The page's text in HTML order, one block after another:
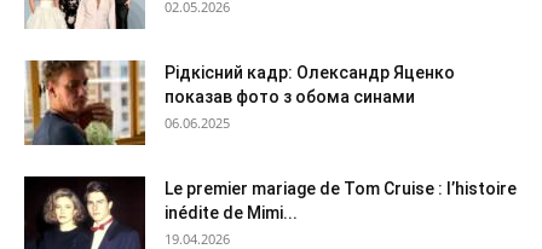
02.05.2026
Рідкісний кадр: Олександр Яценко
показав фото з обома синами
06.06.2025
Le premier mariage de Tom Cruise : l’histoire
inédite de Mimi...
19.04.2026